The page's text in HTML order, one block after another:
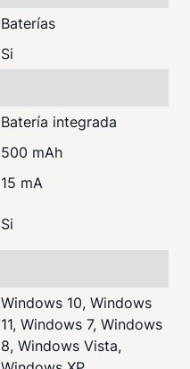
Baterías
Si
Batería integrada
500 mAh
15 mA
Si
Windows 10, Windows
11, Windows 7, Windows
8, Windows Vista,